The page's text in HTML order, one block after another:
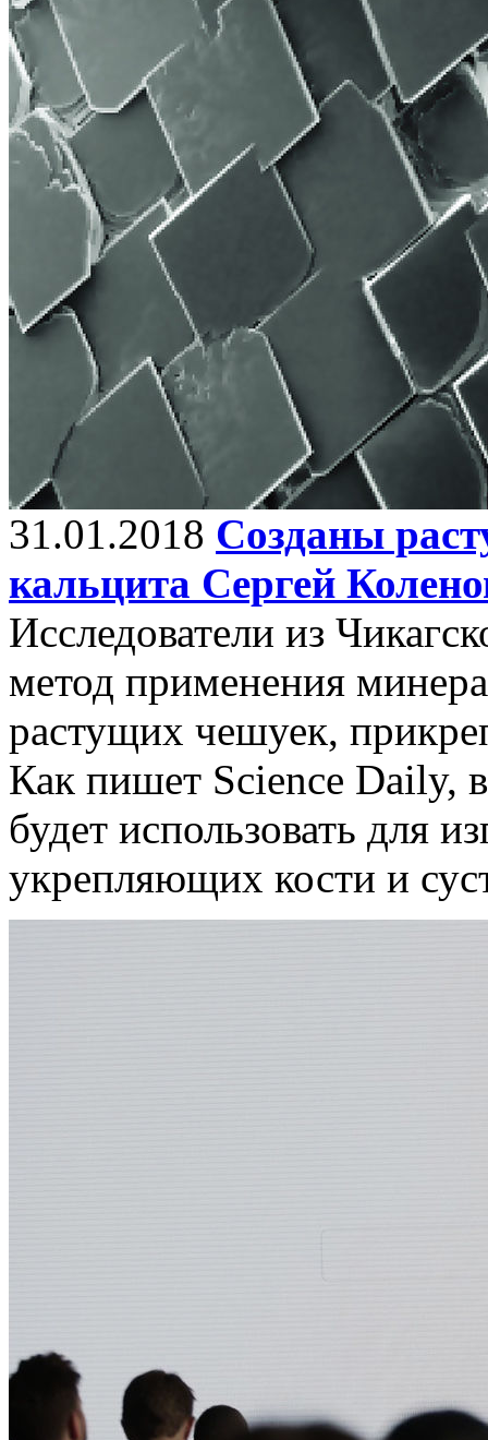
31.01.2018 Созданы
кальцита Сергей
Исследователи из
метод применения
растущих чешуек,
Как пишет Science Daily,
будет использовать для
укрепляющих кости и